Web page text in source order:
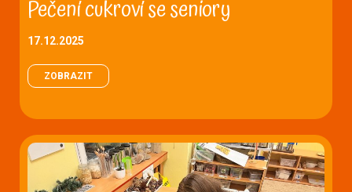
Pečení cukroví se seniory
17.12.2025
ZOBRAZIT